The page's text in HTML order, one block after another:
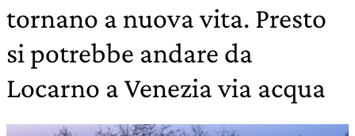
tornano a nuova vita. Presto
si potrebbe andare da
Locarno a Venezia via acqua